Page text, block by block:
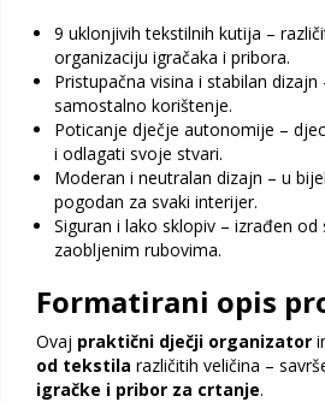
9 uklonjivih tekstilnih kutija –
organizaciju igračaka i pribora.
Pristupačna visina i stabilan
samostalno korištenje.
Poticanje dječje autonomije –
i odlagati svoje stvari.
Moderan i neutralan dizajn – u
pogodan za svaki interijer.
Siguran i lako sklopiv – izrađen
zaobljenim rubovima.
Formatirani opis
Ovaj praktični dječji organizator
od tekstila različitih veličina –
igračke i pribor za crtanje.